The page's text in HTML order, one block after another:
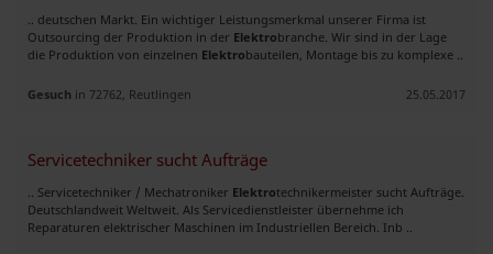
.. deutschen Markt. Ein wichtiger Leistungsmerkmal unserer Firma ist
Outsourcing der Produktion in der Elektrobranche. Wir sind in der Lage
die Produktion von einzelnen Elektrobauteilen, Montage bis zu komplexe ..
Gesuch in 72762, Reutlingen 25.05.2017
Servicetechniker sucht Aufträge
.. Servicetechniker / Mechatroniker Elektrotechnikermeister sucht Aufträge.
Deutschlandweit Weltweit. Als Servicedienstleister übernehme ich
Reparaturen elektrischer Maschinen im Industriellen Bereich. Inb ..